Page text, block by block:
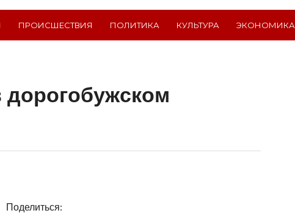
ПРОИСШЕСТВИЯ ПОЛИТИКА КУЛЬТУРА ЭКОНОМИКА
дорогобужском
Поделиться: